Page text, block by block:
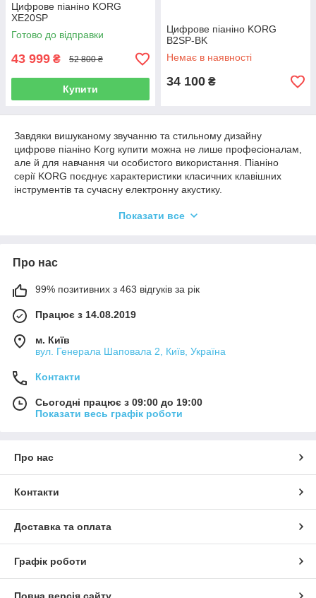
Цифрове піаніно KORG
XE20SP
Готово до відправки
43 999 ₴ 52 800 ₴
Купити
Цифрове піаніно KORG
B2SP-BK
Немає в наявності
34 100 ₴
Завдяки вишуканому звучанню та стильному дизайну
цифрове піаніно Korg купити можна не лише професіоналам,
але й для навчання чи особистого використання. Піаніно
серії KORG поєднує характеристики класичних клавішних
інструментів та сучасну електронну акустику.
музикантами по всьому світу. Така популярність пояснюється
Особливості цифрових піаніно Korg
оформлення корпусу використовується класична палітра
кольорів, які добре поєднуються з базовими відтінками меблів
Показати все
Про нас
99% позитивних з 463 відгуків за рік
Працює з 14.08.2019
м. Київ
вул. Генерала Шаповала 2, Київ, Україна
Контакти
Сьогодні працює з 09:00 до 19:00
Показати весь графік роботи
Про нас
Контакти
Доставка та оплата
Графік роботи